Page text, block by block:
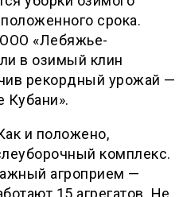
срока.
«Лебяжье-
в озимый клин
рекордный урожай —
Кубани».
и положено,
комплекс.
агроприем —
15 агрегатов. Не